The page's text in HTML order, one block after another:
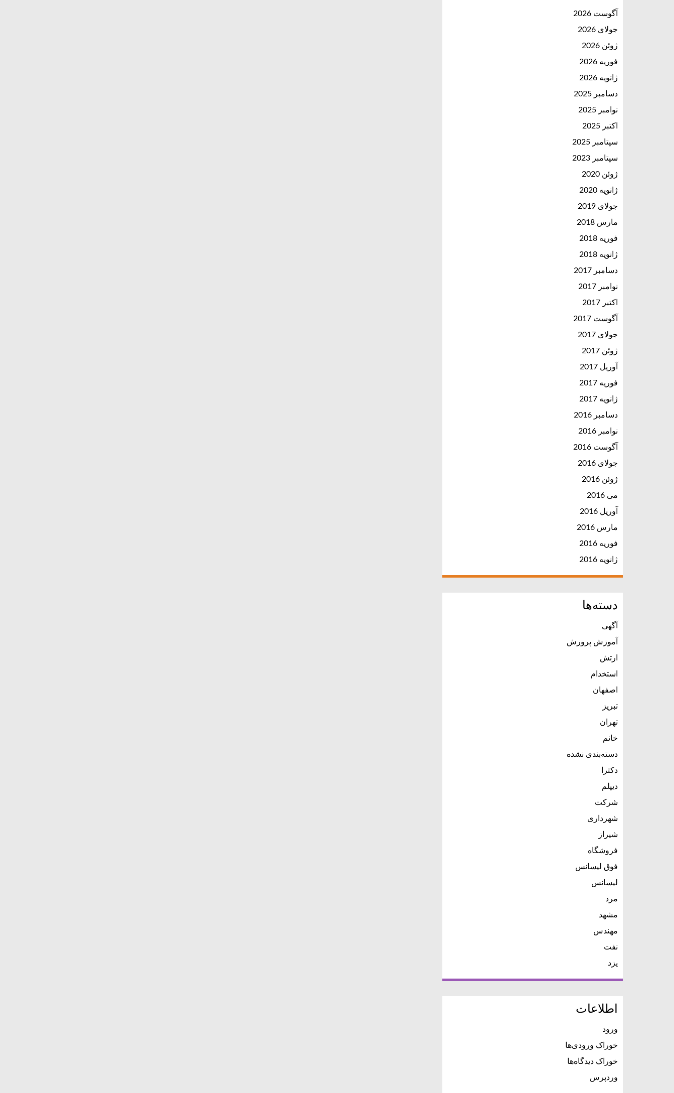
آگوست 2026
جولای 2026
ژوئن 2026
فوریه 2026
ژانویه 2026
دسامبر 2025
نوامبر 2025
اکتبر 2025
سپتامبر 2025
سپتامبر 2023
ژوئن 2020
ژانویه 2020
جولای 2019
مارس 2018
فوریه 2018
ژانویه 2018
دسامبر 2017
نوامبر 2017
اکتبر 2017
آگوست 2017
جولای 2017
ژوئن 2017
آوریل 2017
فوریه 2017
ژانویه 2017
دسامبر 2016
نوامبر 2016
آگوست 2016
جولای 2016
ژوئن 2016
می 2016
آوریل 2016
مارس 2016
فوریه 2016
ژانویه 2016
دسته‌ها
آگهی
آموزش پرورش
ارتش
استخدام
اصفهان
تبریز
تهران
خانم
دسته‌بندی نشده
دکترا
دیپلم
شرکت
شهرداری
شیراز
فروشگاه
فوق لیسانس
لیسانس
مرد
مشهد
مهندس
نفت
یزد
اطلاعات
ورود
خوراک ورودی‌ها
خوراک دیدگاه‌ها
وردپرس